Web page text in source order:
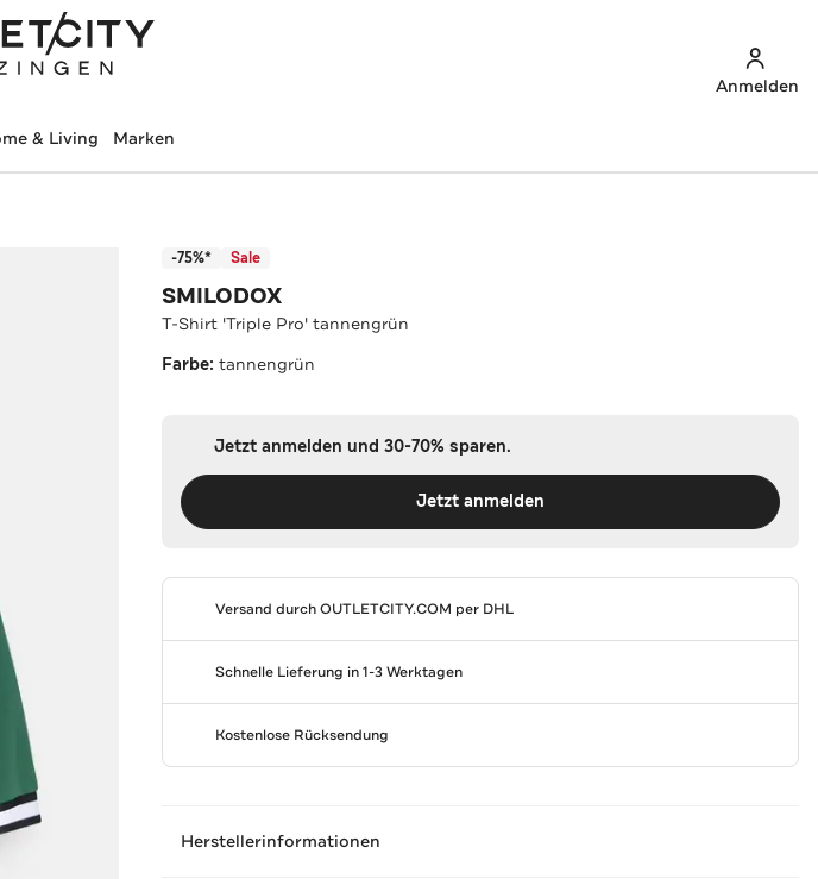
Anmelden
& Living Marken
-75%* Sale
SMILODOX
T-Shirt 'Triple Pro' tannengrün
Farbe:tannengrün
Jetzt anmelden und 30-70% sparen.
Jetzt anmelden
Versand durchOUTLETCITY.COM per DHL
Schnelle Lieferung in 1-3 Werktagen
Kostenlose Rücksendung
Herstellerinformationen